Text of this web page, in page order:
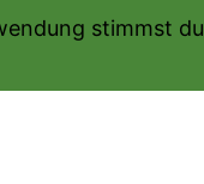
stimmst du